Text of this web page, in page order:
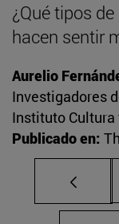
¿Qué tipos
hacen sentir
Aurelio
Investigadores
Instituto Cultura
Publicado en: